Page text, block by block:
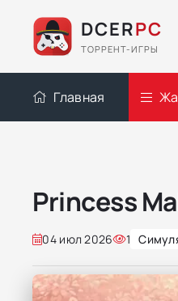
DCERPC
ТОРРЕНТ-ИГРЫ
Главная
Princess
04 июл 2026 1